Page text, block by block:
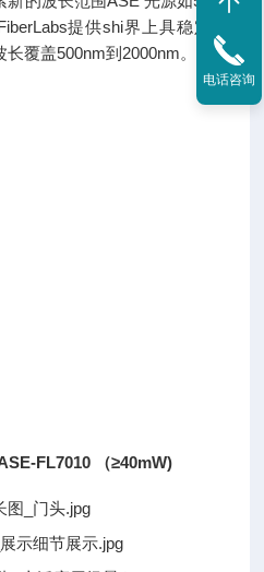
提供shi界上具稳定性
覆盖500nm到2000nm。
FL7010 （≥40mW)
电话咨询